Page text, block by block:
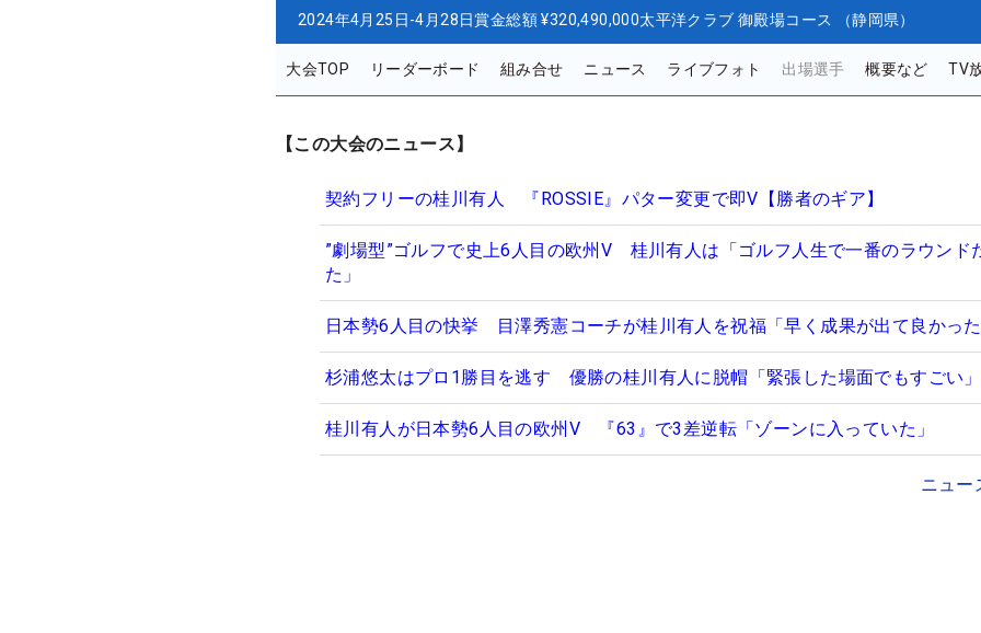
2024年4月25日-4月28日賞金総額 ¥320,490,000太平洋クラブ 御殿場コース （静岡県）
大会TOP リーダーボード 組み合せ ニュース ライブフォト 出場選手 概要など TV
【この大会のニュース】
契約フリーの桂川有人 『ROSSIE』パター変更で即V【勝者のギア】
”劇場型”ゴルフで史上6人目の欧州V 桂川有人は「ゴルフ人生で一番のラウンド
た」
日本勢6人目の快挙 目澤秀憲コーチが桂川有人を祝福「早く成果が出て良かっ
杉浦悠太はプロ1勝目を逃す 優勝の桂川有人に脱帽「緊張した場面でもすごい」
桂川有人が日本勢6人目の欧州V 『63』で3差逆転「ゾーンに入っていた」
ニュー